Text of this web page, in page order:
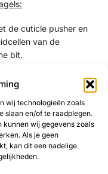
wij technologieën zoals
slaan en/of te raadplegen.
kunnen wij gegevens zoals
Als je geen
kan dit een nadelige
de cuticle pusher en
van de
bit.
en hard deze uit (30
Base, Structure Gel,
met Rubber Base